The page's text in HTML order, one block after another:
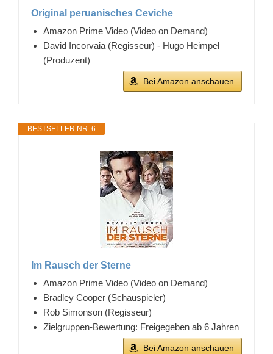
Original peruanisches Ceviche
Amazon Prime Video (Video on Demand)
David Incorvaia (Regisseur) - Hugo Heimpel
(Produzent)
Bei Amazon anschauen
BESTSELLER NR. 6
Im Rausch der Sterne
Amazon Prime Video (Video on Demand)
Bradley Cooper (Schauspieler)
Rob Simonson (Regisseur)
Zielgruppen-Bewertung: Freigegeben ab 6 Jahren
Bei Amazon anschauen